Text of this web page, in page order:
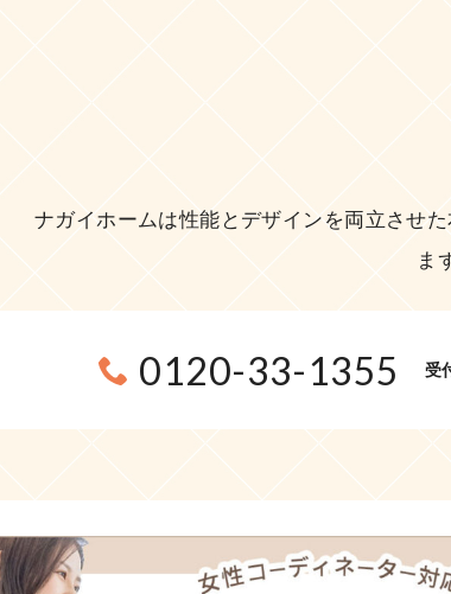
ナガイホームは性能とデザインを両立させ
ま
0120-33-1355 受